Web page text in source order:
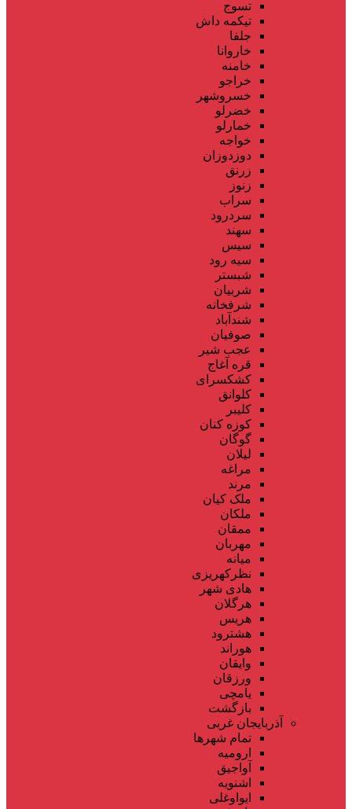
تسوج
تیکمه داش
جلفا
خاروانا
خامنه
خراجو
خسروشهر
خضرلو
خمارلو
خواجه
دوزدوزان
زرنق
زنوز
سراب
سردرود
سهند
سیس
سیه رود
شبستر
شربیان
شرفخانه
شندآباد
صوفیان
عجب شیر
قره آغاج
کشکسرای
کلوانق
کلیبر
کوزه کنان
گوگان
لیلان
مراغه
مرند
ملک کیان
ملکان
ممقان
مهربان
میانه
نظرکهریزی
هادی شهر
هرگلان
هریس
هشترود
هوراند
وایقان
ورزقان
یامچی
بازگشت
آذربایجان غربی
تمام شهر‌ها
ارومیه
آواجیق
اشنویه
ایواوغلی